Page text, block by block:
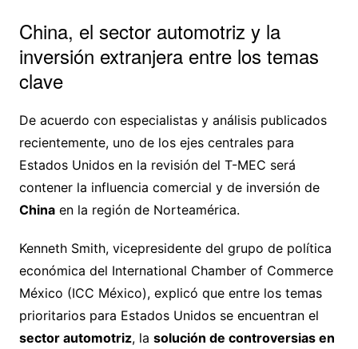
China, el sector automotriz y la
inversión extranjera entre los temas
clave
De acuerdo con especialistas y análisis publicados
recientemente, uno de los ejes centrales para
Estados Unidos en la revisión del T-MEC será
contener la influencia comercial y de inversión de
Chinaen la región de Norteamérica.
Kenneth Smith, vicepresidente del grupo de política
económica del International Chamber of Commerce
México (ICC México), explicó que entre los temas
prioritarios para Estados Unidos se encuentran el
sector automotriz, la solución de controversias en